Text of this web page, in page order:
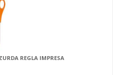
REGLA IMPRESA